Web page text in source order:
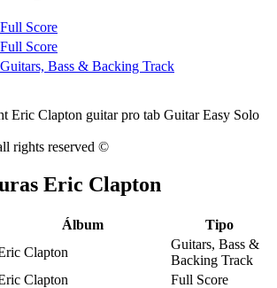
Score
Score
Bass & Backing Track
rights reserved ©
Eric Clapton
Álbum
Tipo
Clapton
Guitars, Bass &
Backing Track
Clapton
Full Score